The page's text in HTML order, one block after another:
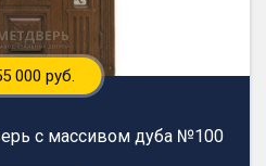
000 руб.
с массивом дуба №100